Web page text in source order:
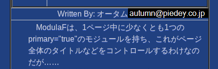
Written By: オータム
ModulaFは、1ページ中に少なくとも1つの
primary="true"のモジュールを持ち、これがページ
全体のタイトルなどをコントロールするわけなの
だが……